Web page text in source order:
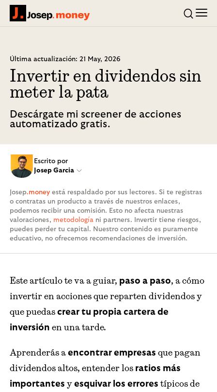
Josep.money Buscar
Última actualización: 21 May, 2026
Invertir en dividendos sin
meter la pata
Descárgate mi screener de acciones
automatizado gratis.
Escrito por
Josep Garcia
Josep.money está respaldado por sus lectores. Si te registras
o contratas un producto a través de nuestros enlaces,
podemos recibir una comisión. Esto no afecta nuestras
valoraciones, metodología ni partners. Invertir tiene riesgos,
puedes perder tu capital. Nuestro contenido es puramente
educativo, no ofrecemos recomendaciones de inversión.
Este artículo te va a guiar, paso a paso, a cómo
invertir en acciones que reparten dividendos y
que puedas crear tu propia cartera de
inversión en una tarde.
Aprenderás a encontrar empresas que pagan
dividendos altos, entender los ratios más
importantes y esquivar los errores típicos de